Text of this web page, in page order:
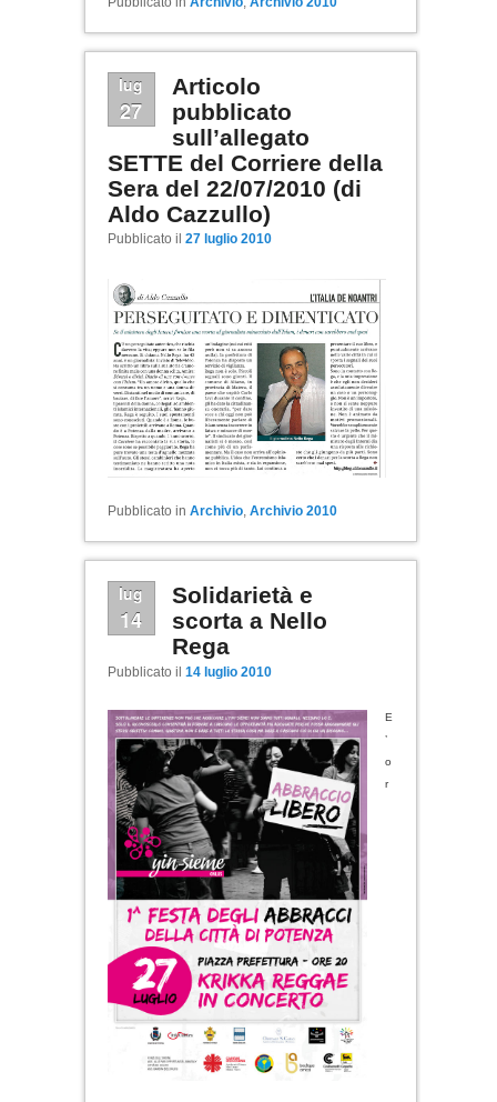
lug
27
Articolo
pubblicato
sull’allegato
SETTE del Corriere della
Sera del 22/07/2010 (di
Aldo Cazzullo)
Pubblicato il 27 luglio 2010
Pubblicato in Archivio, Archivio 2010
lug
14
Solidarietà e
scorta a Nello
Rega
Pubblicato il 14 luglio 2010
E
’
o
r